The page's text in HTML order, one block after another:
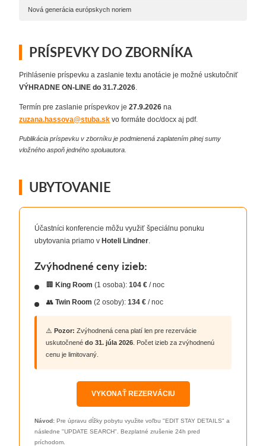
Nová generácia európskych noriem
PRÍSPEVKY DO ZBORNÍKA
Prihlásenie príspevku a zaslanie textu anotácie je možné uskutočniť
VÝHRADNE ON-LINE do 31.7.2026.
Termín pre zaslanie príspevkov je 27.9.2026 na
zuzana.hassova@stuba.sk vo formáte doc/docx aj pdf.
Publikácia príspevku v zborníku je podmienená zaplatením plnej sumy
vložného aspoň jedného spoluautora.
UBYTOVANIE
Účastníci konferencie môžu využiť špeciálnu ponuku
ubytovania priamo v Hoteli Lindner.
Zvýhodnené ceny izieb:
🏢 King Room (1 osoba): 104 € / noc
👥 Twin Room (2 osoby): 134 € / noc
⚠️ Pozor: Zvýhodnená cena platí len pre rezervácie
uskutočnené do 31. júla 2026 . Počet izieb za zvýhodnenú
cenu je limitovaný.
VYKONAŤ REZERVÁCIU
Návod: Pre úpravu dĺžky pobytu využite voľbu "EDIT STAY DETAILS" a
následne "UPDATE SEARCH". Bezplatné zrušenie 24h pred
príchodom.